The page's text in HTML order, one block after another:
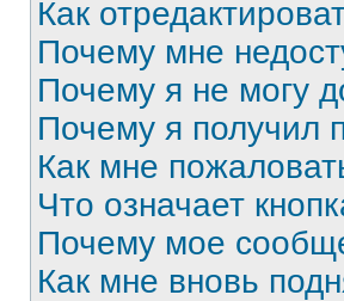
Как
Почему мне
Почему я не могу
Почему я получил
Как мне
Что означает
Почему мое
Как мне вновь